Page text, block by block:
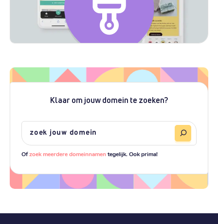
Klaar om jouw domein te zoeken?
Ofzoek meerdere domeinnamentegelijk. Ook prima!